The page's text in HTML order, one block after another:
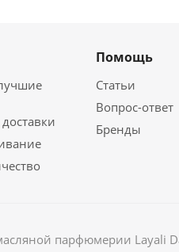
Помощь
Статьи
Вопрос-ответ
Бренды
парфюмерии Layali